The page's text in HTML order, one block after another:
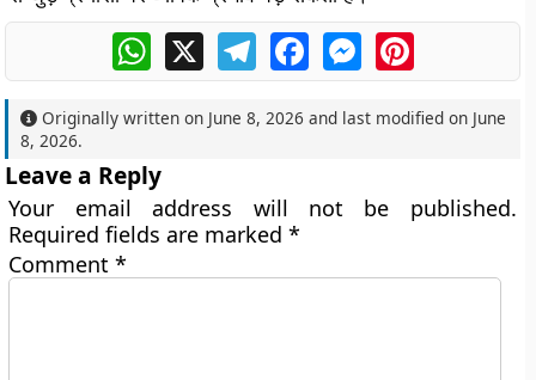
WhatsApp
X TelegramFacebookMessengerPinterest
Originally written on June 8, 2026 and last modified on June
8, 2026.
Leave a Reply
Your email address will not be published.
Required fields are marked*
Comment*